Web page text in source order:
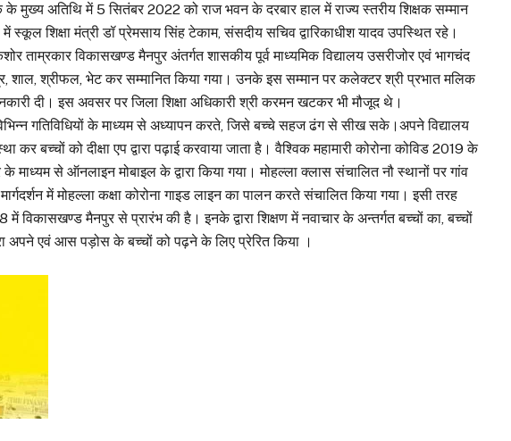
मुख्य अतिथि में 5 सितंबर 2022 को राज भवन के दरबार हाल में राज्य स्तरीय शिक्षक सम्मान
शिक्षा मंत्री डॉ प्रेमसाय सिंह टेकाम, संसदीय सचिव द्वारिकाधीश यादव उपस्थित रहे।
ताम्रकार विकासखण्ड मैनपुर अंतर्गत शासकीय पूर्व माध्यमिक विद्यालय उसरीजोर एवं भागचंद
शाल, श्रीफल, भेट कर सम्मानित किया गया। उनके इस सम्मान पर कलेक्टर श्री प्रभात मलिक
दी। इस अवसर पर जिला शिक्षा अधिकारी श्री करमन खटकर भी मौजूद थे।
गतिविधियों के माध्यम से अध्यापन करते, जिसे बच्चे सहज ढंग से सीख सके।अपने विद्यालय
कर बच्चों को दीक्षा एप द्वारा पढ़ाई करवाया जाता है। वैश्विक महामारी कोरोना कोविड 2019 के
माध्यम से ऑनलाइन मोबाइल के द्वारा किया गया। मोहल्ला क्लास संचालित नौ स्थानों पर गांव
में मोहल्ला कक्षा कोरोना गाइड लाइन का पालन करते संचालित किया गया। इसी तरह
विकासखण्ड मैनपुर से प्रारंभ की है। इनके द्वारा शिक्षण में नवाचार के अन्तर्गत बच्चों का, बच्चों
अपने एवं आस पड़ोस के बच्चों को पढ़ने के लिए प्रेरित किया ।